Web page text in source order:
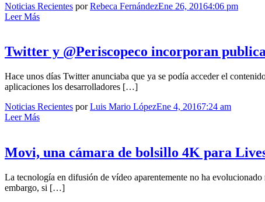
Noticias Recientes porRebeca FernándezEne 26, 20164:06 pm
Leer Más
Twitter y @Periscopeco incorporan
Hace unos días Twitter anunciaba que ya se podía acceder el
aplicaciones los desarrolladores […]
Noticias Recientes porLuis Mario LópezEne 4, 20167:24 am
Leer Más
Movi, una cámara de bolsillo 4K para
La tecnología en difusión de vídeo aparentemente no ha
embargo, si […]